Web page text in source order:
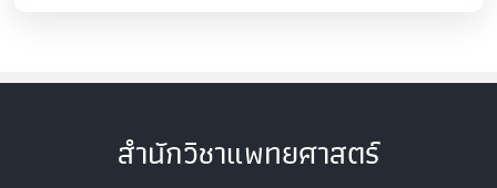
สำนักวิชาแพทยศาสตร์